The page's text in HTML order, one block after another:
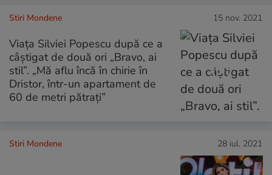
Stiri Mondene 15 nov. 2021
Viața Silviei Popescu după ce a
câștigat de două ori „Bravo, ai
stil”. „Mă aflu încă în chirie în
Dristor, într-un apartament de
60 de metri pătrați”
Stiri Mondene 28 iul. 2021